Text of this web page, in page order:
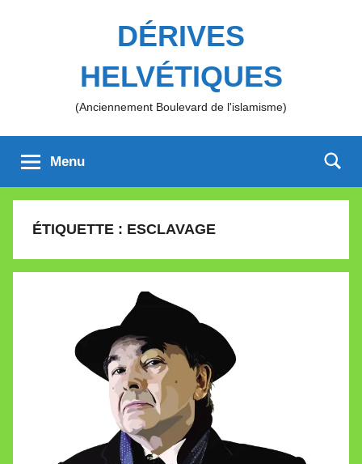
DÉRIVES
HELVÉTIQUES
(Anciennement Boulevard de l'islamisme)
Menu
ÉTIQUETTE : ESCLAVAGE